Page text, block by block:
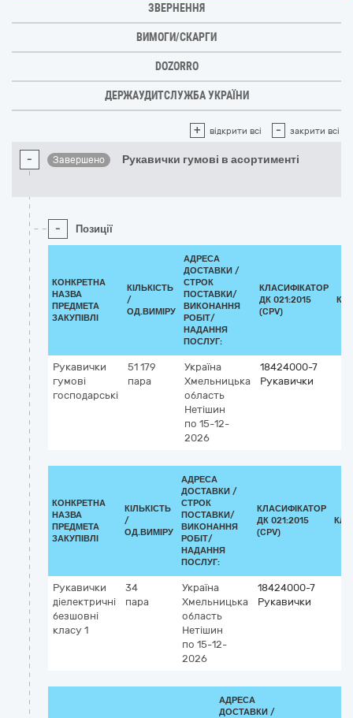
ЗВЕРНЕННЯ
ВИМОГИ/СКАРГИ
DOZORRO
ДЕРЖАУДИТСЛУЖБА УКРАЇНИ
+ відкрити всі - закрити всі
- Завершено Рукавички гумові в асортименті
- Позиції
КОНКРЕТНА
НАЗВА
ПРЕДМЕТА
ЗАКУПІВЛІ
КІЛЬКІСТЬ
/
ОД.ВИМІРУ
АДРЕСА
ДОСТАВКИ /
СТРОК
ПОСТАВКИ/
ВИКОНАННЯ
РОБІТ/
НАДАННЯ
ПОСЛУГ:
КЛАСИФІКАТОР
ДК 021:2015
(CPV)
Рукавички
гумові
господарські
51 179
пара
Україна
Хмельницька
область
Нетішин
по 15-12-
2026
18424000-7
Рукавички
КОНКРЕТНА
НАЗВА
ПРЕДМЕТА
ЗАКУПІВЛІ
КІЛЬКІСТЬ
/
ОД.ВИМІРУ
АДРЕСА
ДОСТАВКИ /
СТРОК
ПОСТАВКИ/
ВИКОНАННЯ
РОБІТ/
НАДАННЯ
ПОСЛУГ:
КЛАСИФІКАТОР
ДК 021:2015
(CPV)
Рукавички
діелектричні
безшовні
класу 1
34
пара
Україна
Хмельницька
область
Нетішин
по 15-12-
2026
18424000-7
Рукавички
АДРЕСА
ДОСТАВКИ /